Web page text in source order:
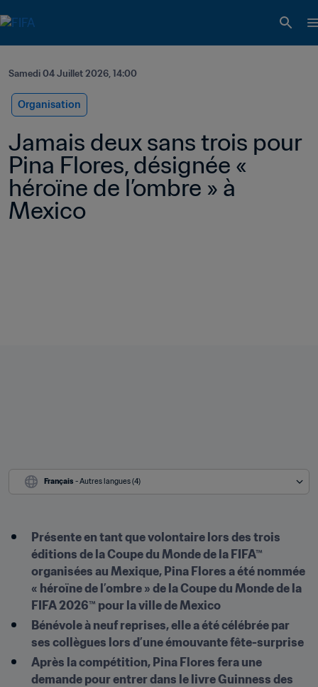
Samedi 04 Juillet 2026, 14:00
Organisation
Jamais deux sans trois pour
Pina Flores, désignée «
héroïne de l’ombre » à
Mexico
Français - Autres langues (4)
Présente en tant que volontaire lors des trois
éditions de la Coupe du Monde de la FIFA™
organisées au Mexique, Pina Flores a été nommée
« héroïne de l’ombre » de la Coupe du Monde de la
FIFA 2026™ pour la ville de Mexico
Bénévole à neuf reprises, elle a été célébrée par
ses collègues lors d’une émouvante fête-surprise
Après la compétition, Pina Flores fera une
demande pour entrer dans le livre Guinness des